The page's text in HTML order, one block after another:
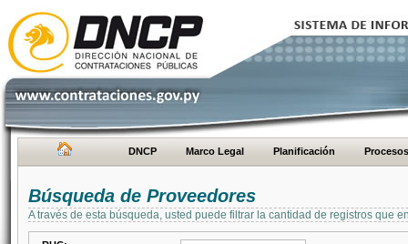
DNCP Marco Legal Planificación Procesos
Búsqueda de Proveedores
A través de esta búsqueda, usted puede filtrar la cantidad de registros que